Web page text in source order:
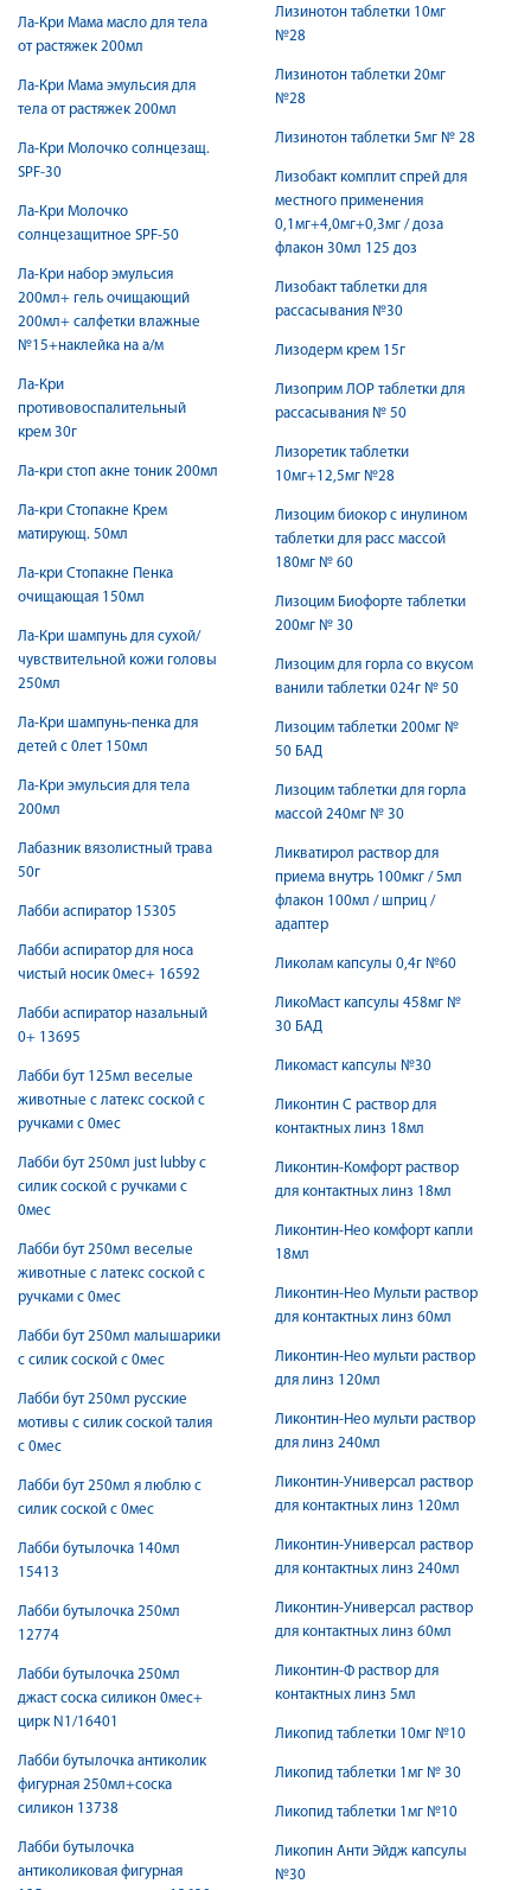
Ла-Кри Мама масло для тела
от растяжек 200мл
Ла-Кри Мама эмульсия для
тела от растяжек 200мл
Ла-Кри Молочко солнцезащ.
SPF-30
Ла-Кри Молочко
солнцезащитное SPF-50
Ла-Кри набор эмульсия
200мл+ гель очищающий
200мл+ салфетки влажные
№15+наклейка на а/м
Ла-Кри
противовоспалительный
крем 30г
Ла-кри стоп акне тоник 200мл
Ла-кри Стопакне Крем
матирующ. 50мл
Ла-кри Стопакне Пенка
очищающая 150мл
Ла-Кри шампунь для сухой/
чувствительной кожи головы
250мл
Ла-Кри шампунь-пенка для
детей с 0лет 150мл
Ла-Кри эмульсия для тела
200мл
Лабазник вязолистный трава
50г
Лабби аспиратор 15305
Лабби аспиратор для носа
чистый носик 0мес+ 16592
Лабби аспиратор назальный
0+ 13695
Лабби бут 125мл веселые
животные с латекс соской с
ручками с 0мес
Лабби бут 250мл just lubby с
силик соской с ручками с
0мес
Лабби бут 250мл веселые
животные с латекс соской с
ручками с 0мес
Лабби бут 250мл малышарики
с силик соской с 0мес
Лабби бут 250мл русские
мотивы с силик соской талия
с 0мес
Лабби бут 250мл я люблю с
силик соской с 0мес
Лабби бутылочка 140мл
15413
Лабби бутылочка 250мл
12774
Лабби бутылочка 250мл
джаст соска силикон 0мес+
цирк N1/16401
Лабби бутылочка антиколик
фигурная 250мл+соска
силикон 13738
Лабби бутылочка
антиколиковая фигурная
Лизинотон таблетки 10мг
№28
Лизинотон таблетки 20мг
№28
Лизинотон таблетки 5мг № 28
Лизобакт комплит спрей для
местного применения
0,1мг+4,0мг+0,3мг / доза
флакон 30мл 125 доз
Лизобакт таблетки для
рассасывания №30
Лизодерм крем 15г
Лизоприм ЛОР таблетки для
рассасывания № 50
Лизоретик таблетки
10мг+12,5мг №28
Лизоцим биокор с инулином
таблетки для расс массой
180мг № 60
Лизоцим Биофорте таблетки
200мг № 30
Лизоцим для горла со вкусом
ванили таблетки 024г № 50
Лизоцим таблетки 200мг №
50 БАД
Лизоцим таблетки для горла
массой 240мг № 30
Ликватирол раствор для
приема внутрь 100мкг / 5мл
флакон 100мл / шприц /
адаптер
Ликолам капсулы 0,4г №60
ЛикоМаст капсулы 458мг №
30 БАД
Ликомаст капсулы №30
Ликонтин С раствор для
контактных линз 18мл
Ликонтин-Комфорт раствор
для контактных линз 18мл
Ликонтин-Нео комфорт капли
18мл
Ликонтин-Нео Мульти раствор
для контактных линз 60мл
Ликонтин-Нео мульти раствор
для линз 120мл
Ликонтин-Нео мульти раствор
для линз 240мл
Ликонтин-Универсал раствор
для контактных линз 120мл
Ликонтин-Универсал раствор
для контактных линз 240мл
Ликонтин-Универсал раствор
для контактных линз 60мл
Ликонтин-Ф раствор для
контактных линз 5мл
Ликопид таблетки 10мг №10
Ликопид таблетки 1мг № 30
Ликопид таблетки 1мг №10
Ликопин Анти Эйдж капсулы
№30